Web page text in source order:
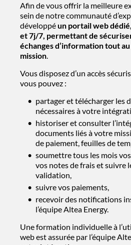
Afin de vous offrir la meilleure
sein de notre communauté
développéun portail web
et 7j/7, permettant de
échanges d’information tout
mission.
Vous disposez d’un accès
vous pouvez :
partager et télécharger les
nécessaires à votre
historiser et consulter
documents liés à votre
de paiement, feuilles de
soumettre tous les mois
vos notes de frais et suivre
validation,
suivre vos paiements,
recevoir des notifications
l’équipe Altea Energy.
Une formation individuelle à
web est assurée par l’équipe